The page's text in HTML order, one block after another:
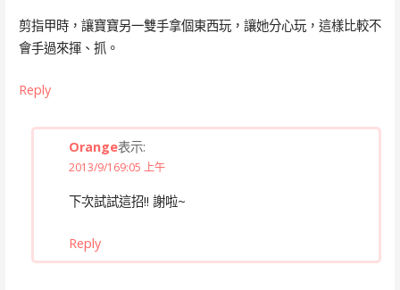
剪指甲時，讓寶寶另一雙手拿個東西玩，讓她分心玩，這樣比較不
會手過來揮、抓。
Reply
Orange表示:
2013/9/169:05 上午
下次試試這招!! 謝啦~
Reply